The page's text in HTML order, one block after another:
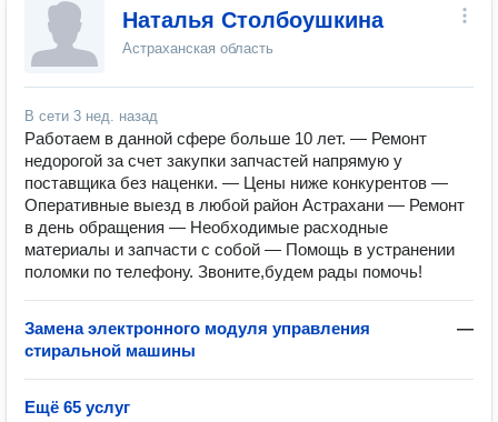
Наталья Столбоушкина
Астраханская область
В сети 3 нед. назад
Работаем в данной сфере больше 10 лет. — Ремонт
недорогой за счет закупки запчастей напрямую у
поставщика без наценки. — Цены ниже конкурентов —
Оперативные выезд в любой район Астрахани — Ремонт
в день обращения — Необходимые расходные
материалы и запчасти с собой — Помощь в устранении
поломки по телефону. Звоните,будем рады помочь!
Замена электронного модуля управления
стиральной машины
—
Ещё 65 услуг